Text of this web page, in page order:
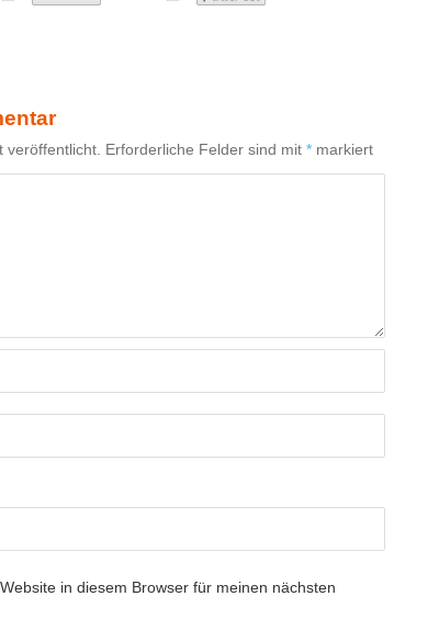
veröffentlicht. Erforderliche Felder sind mit * markiert
in diesem Browser für meinen nächsten